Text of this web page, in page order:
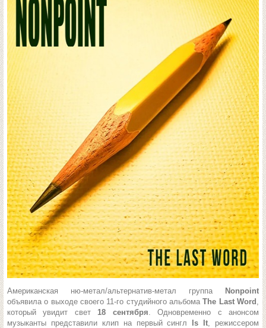
Американская ню-метал/альтернатив-метал группа
Nonpoint
объявила о выходе своего 11-го студийного альбомаThe Last Word ,
который увидит свет18 сентября. Одновременно с анонсом
музыканты представили клип на первый сингл
Is It, режиссером